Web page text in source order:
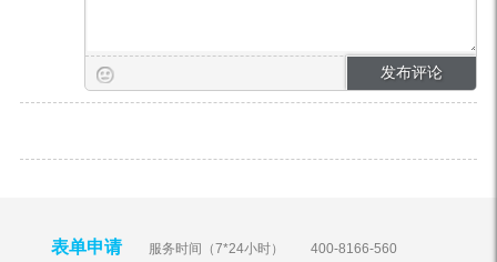
表单申请 服务时间（7*24小时） 400-8166-560